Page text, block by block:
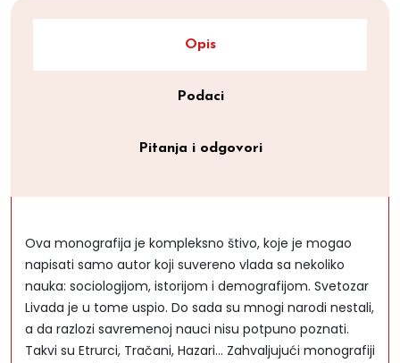
Opis
Podaci
Pitanja i odgovori
Ova monografija je kompleksno štivo, koje je mogao
napisati samo autor koji suvereno vlada sa nekoliko
nauka: sociologijom, istorijom i demografijom. Svetozar
Livada je u tome uspio. Do sada su mnogi narodi nestali,
a da razlozi savremenoj nauci nisu potpuno poznati.
Takvi su Etrurci, Tračani, Hazari… Zahvaljujući monografiji